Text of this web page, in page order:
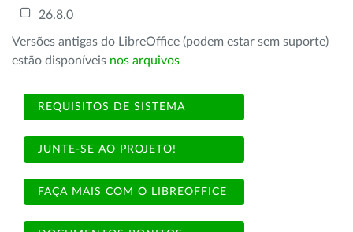
26.8.0
Versões antigas do LibreOffice (podem estar sem suporte)
estão disponíveis nos arquivos
REQUISITOS DE SISTEMA
JUNTE-SE AO PROJETO!
FAÇA MAIS COM O LIBREOFFICE